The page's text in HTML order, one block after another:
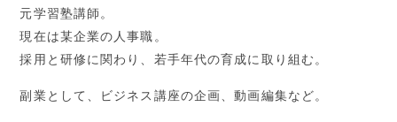
元学習塾講師。
現在は某企業の人事職。
採用と研修に関わり、若手年代の育成に取り組む。
副業として、ビジネス講座の企画、動画編集など。